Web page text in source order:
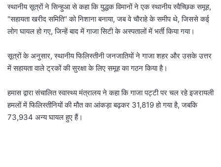
स्थानीय सूत्रों ने सिन्हुआ से कहा कि युद्धक विमानों ने एक स्थानीय स्वैच्छिक समूह,
"सहायता खरीद समिति" को निशाना बनाया, जब वे चौराहे के समीप थे, जिससे कई
लोग घायल हो गए, जिन्हें बाद में गाजा सिटी के अस्पतालों में भर्ती किया गया।
सूत्रों के अनुसार, स्थानीय फिलिस्तीनी जनजातियों ने गाजा शहर और उसके उत्तर
में सहायता वाले ट्रकों की सुरक्षा के लिए समूह का गठन किया है।
हमास द्वारा संचालित स्वास्थ्य मंत्रालय ने कहा कि गाजा पट्टी पर चल रहे इजरायली
हमलों में फिलिस्तीनियों की मौत का आंकड़ा बढ़कर 31,819 हो गया है, जबकि
73,934 अन्य घायल हुए हैं।